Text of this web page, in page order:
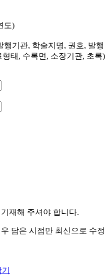
도)
행기관, 학술지명, 권호, 발행
태, 수록면, 소장기관, 초록)
재해 주셔야 합니다.
담은 시점만 최신으로 수정